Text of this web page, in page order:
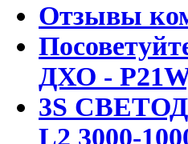
Отзывы
ДХО -
3S
L2 3000-